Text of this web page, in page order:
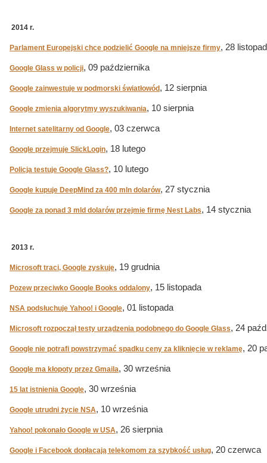
2014 r.
Parlament Europejski chce podzielić Google na mniejsze firmy, 28
Google Glass w policji, 09 października
Google zainwestuje w podmorski światłowód , 12 sierpnia
Google zmienia algorytmy wyszukiwania, 10 sierpnia
Internet satelitarny od Google, 03 czerwca
Google przejmuje SlickLogin, 18 lutego
Policja testuje Google Glass?, 10 lutego
Google kupuje DeepMind za 400 mln dolarów, 27 stycznia
Google za ponad 3 mld dolarów przejmie firmę Nest Labs, 14 stycznia
2013 r.
Microsoft traci, Google zyskuje, 19 grudnia
Pozew przeciwko Google Books oddalony, 15 listopada
NSA podsłuchuje Yahoo! i Google, 01 listopada
Microsoft rozpoczął testy urządzenia podobnego do Google Glass, 24
Google nie potrafi powstrzymać spadku ceny za kliknięcie w reklamę, 20
Google ma kłopoty przez Gmaila, 30 września
15 lat istnienia Google, 30 września
Google utrudni życie NSA, 10 września
Yahoo! pokonało Google w USA, 26 sierpnia
Google i Facebook dopłacają telekomom za szybkość usług, 20 czerwca